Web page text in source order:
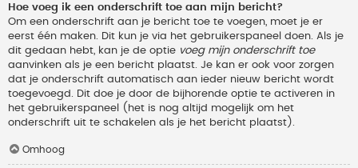
Hoe voeg ik een onderschrift toe aan mijn bericht?
Om een onderschrift aan je bericht toe te voegen, moet je er
eerst één maken. Dit kun je via het gebruikerspaneel doen. Als je
dit gedaan hebt, kan je de optie voeg mijn onderschrift toe
aanvinken als je een bericht plaatst. Je kan er ook voor zorgen
dat je onderschrift automatisch aan ieder nieuw bericht wordt
toegevoegd. Dit doe je door de bijhorende optie te activeren in
het gebruikerspaneel (het is nog altijd mogelijk om het
onderschrift uit te schakelen als je het bericht plaatst).
Omhoog